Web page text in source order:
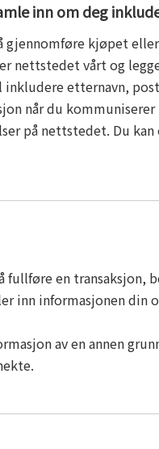
inn om deg
kjøpet
nettstedet vårt og
etternavn,
når du
på nettstedet. Du
fullføre en
inn informasjonen din
av en annen